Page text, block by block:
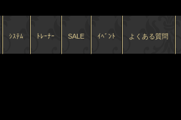
ｼｽﾃﾑ ﾄﾚｰﾅｰ SALE ｲﾍﾞﾝﾄ よくある質問